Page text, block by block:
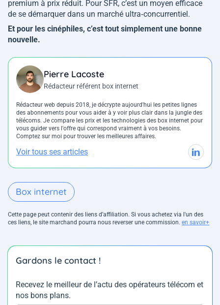
premium à prix réduit. Pour SFR, c’est un moyen efficace
de se démarquer dans un marché ultra‑concurrentiel.
Et pour les cinéphiles, c’est tout simplement une bonne
nouvelle.
Pierre Lacoste
Rédacteur référent box internet
Rédacteur web depuis 2018, je décrypte aujourd'hui les petites lignes
des abonnements pour vous aider à y voir plus clair dans la jungle des
télécoms. Je compare les prix et les technologies des box internet pour
vous guider vers l'offre qui correspond vraiment à vos besoins.
Comptez sur moi pour trouver les meilleures affaires.
Voir tous ses articles
Box internet
Cette page peut contenir des liens d’affiliation. Si vous achetez via l'un des
ces liens, le site marchand pourra nous reverser une commission. en savoir+
Gardons le contact !
Recevez le meilleur de l’actu des opérateurs télécom et
nos bons plans.